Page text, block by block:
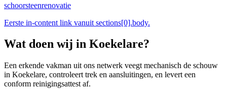
schoorsteenrenovatie
Eerste in-content link vanuit sections[0].body.
Wat doen wij in Koekelare?
Een erkende vakman uit ons netwerk veegt mechanisch de schouw
in Koekelare, controleert trek en aansluitingen, en levert een
conform reinigingsattest af.